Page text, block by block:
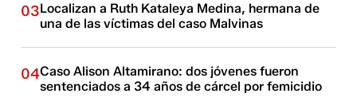
03Localizan a Ruth Kataleya Medina, hermana de
una de las víctimas del caso Malvinas
04Caso Alison Altamirano: dos jóvenes fueron
sentenciados a 34 años de cárcel por femicidio